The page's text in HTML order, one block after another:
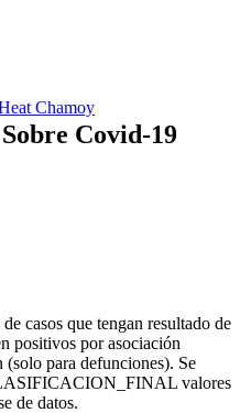
ChamoyCovid-19
casos que tengan resultado de
positivos por asociación
para defunciones). Se
valores
de datos.